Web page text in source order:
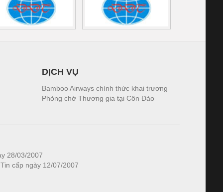
DỊCH VỤ
Bamboo Airways chính thức khai trương
Phòng chờ Thương gia tại Côn Đảo
28/03/2007
cấp ngày 12/07/2007